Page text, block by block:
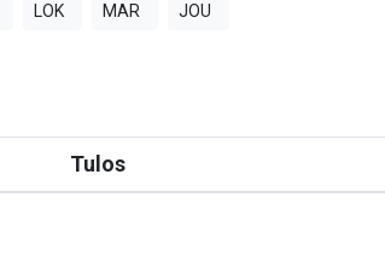
LOK MAR JOU
Tulos